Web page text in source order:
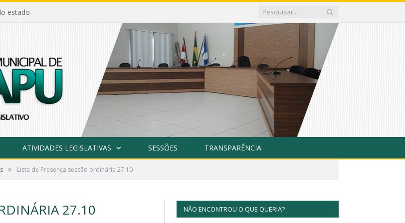
estado
ATIVIDADES LEGISLATIVAS SESSÕES TRANSPARÊNCIA
» Lista de Presença sessão ordinária 27.10
27.10 NÃO ENCONTROU O QUE QUERIA?